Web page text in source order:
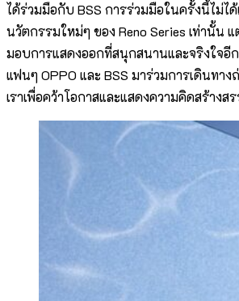
ได้ร่วมมือกับ BSS การร่วมมือในครั้งนี้ไม่ไ
นวัตกรรมใหม่ๆ ของ Reno Series เท่านั้น
มอบการแสดงออกที่สนุกสนานและจริงใจอี
แฟนๆ OPPO และ BSS มาร่วมการเดินทา
เราเพื่อคว้าโอกาสและแสดงความคิดสร้างส